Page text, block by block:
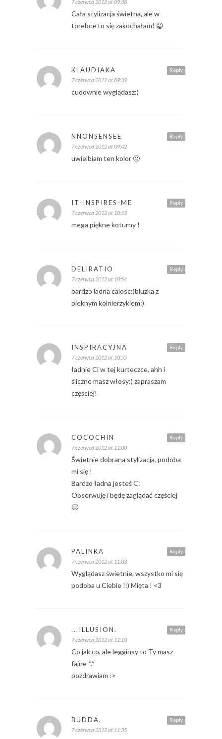
7 czerwca 2012 at 09:38
Cała stylizacja świetna, ale w
torebce to się zakochałam! 😀
Reply
KLAUDIAKA
7 czerwca 2012 at 09:39
cudownie wyglądasz:)
Reply
NNONSENSEE
7 czerwca 2012 at 09:42
uwielbiam ten kolor 🙂
Reply
IT-INSPIRES-ME
7 czerwca 2012 at 10:53
mega piękne koturny !
Reply
DELIRATIO
7 czerwca 2012 at 10:54
bardzo ladna calosc:)bluzka z
pieknym kolnierzykiem:)
Reply
INSPIRACYJNA
7 czerwca 2012 at 10:55
ładnie Ci w tej kurteczce, ahh i
śliczne masz włosy:) zapraszam
częściej!
Reply
COCOCHIN
7 czerwca 2012 at 11:00
Świetnie dobrana stylizacja, podoba
mi się !
Bardzo ładna jesteś C:
Obserwuję i będę zaglądać częściej
🙂
Reply
PALINKA
7 czerwca 2012 at 11:03
Wyglądasz świetnie, wszystko mi się
podoba u Ciebie !:) Mięta ! <3
Reply
...ILLUSION.
7 czerwca 2012 at 11:10
Co jak co, ale legginsy to Ty masz
fajne *.*
pozdrawiam :>
Reply
BUDDA.
7 czerwca 2012 at 11:35